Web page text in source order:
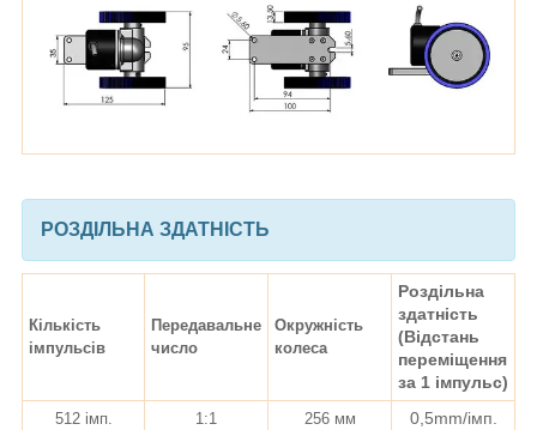
РОЗДІЛЬНА ЗДАТНІСТЬ
Кількість
імпульсів
Передавальне
число
Окружність
колеса
Роздільна
здатність
(Відстань
переміщення
за 1 імпульс)
512 імп. 1:1 256 мм 0,5mm/імп.